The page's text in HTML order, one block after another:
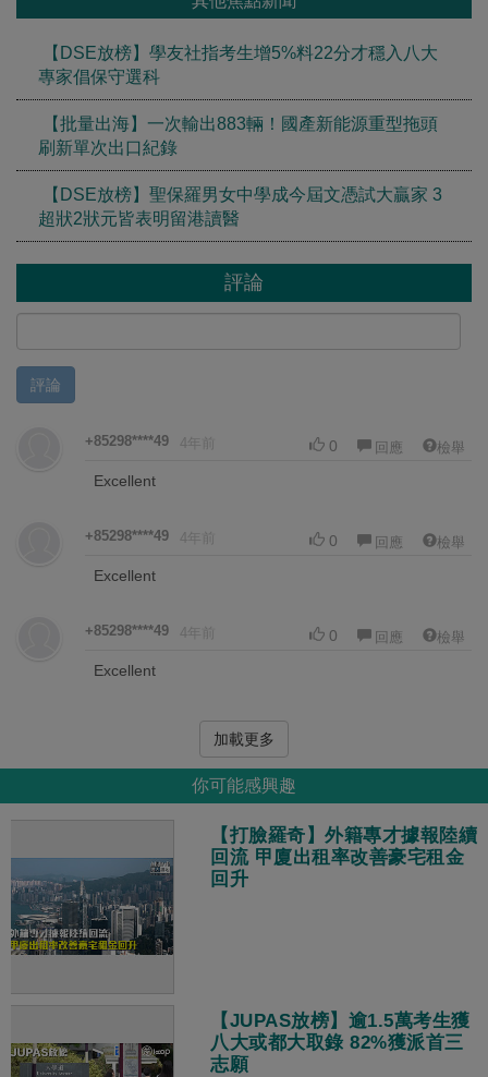
【DSE放榜】學友社指考生增5%料22分才穩入八大
專家倡保守選科
【批量出海】一次輸出883輛！國產新能源重型拖頭
刷新單次出口紀錄
【DSE放榜】聖保羅男女中學成今屆文憑試大贏家 3
超狀2狀元皆表明留港讀醫
評論
評論
+85298****49 4年前 0 回應 檢舉
Excellent
+85298****49 4年前 0 回應 檢舉
Excellent
+85298****49 4年前 0 回應 檢舉
Excellent
加載更多
你可能感興趣
【打臉羅奇】外籍專才據報陸續
回流 甲廈出租率改善豪宅租金
回升
【JUPAS放榜】逾1.5萬考生獲
八大或都大取錄 82%獲派首三
志願